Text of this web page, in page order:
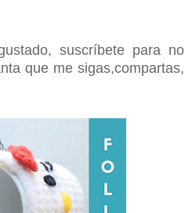
suscríbete para no
que me sigas,compartas,